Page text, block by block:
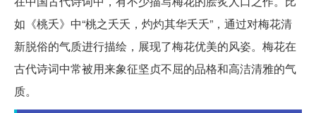
如《桃夭》中“桃之夭夭，灼灼其华夭夭”，通过对梅花清
新脱俗的气质进行描绘，展现了梅花优美的风姿。梅花在
古代诗词中常被用来象征坚贞不屈的品格和高洁清雅的气
质。